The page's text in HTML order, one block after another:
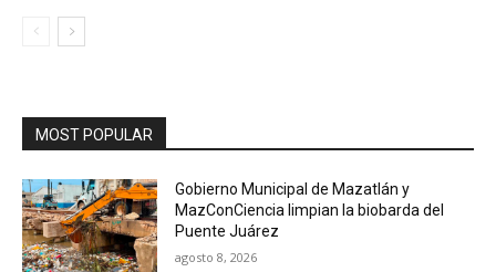
MOST POPULAR
Gobierno Municipal de Mazatlán y
MazConCiencia limpian la biobarda del
Puente Juárez
agosto 8, 2026